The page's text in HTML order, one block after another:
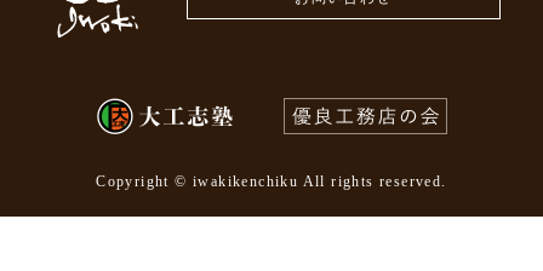
Copyright © iwakikenchiku All rights reserved.